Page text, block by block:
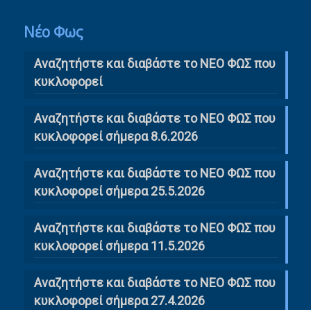
Νέο Φως
Αναζητήστε και διαβάστε το NΕΟ ΦΩΣ που
κυκλοφορεί
Αναζητήστε και διαβάστε το ΝΕΟ ΦΩΣ που
κυκλοφορεί σήμερα 8.6.2026
Αναζητήστε και διαβάστε το ΝΕΟ ΦΩΣ που
κυκλοφορεί σήμερα 25.5.2026
Αναζητήστε και διαβάστε το ΝΕΟ ΦΩΣ που
κυκλοφορεί σήμερα 11.5.2026
Αναζητήστε και διαβάστε το ΝΕΟ ΦΩΣ που
κυκλοφορεί σήμερα 27.4.2026